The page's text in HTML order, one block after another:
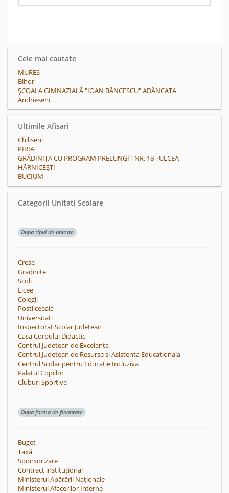
Cele mai cautate
MURES
Bihor
ȘCOALA GIMNAZIALĂ "IOAN BĂNCESCU" ADÂNCATA
Andrieseni
Ultimile Afisari
Chiliseni
PIRIA
GRĂDINIȚA CU PROGRAM PRELUNGIT NR. 18 TULCEA
HĂRNICEŞTI
BUCIUM
Categorii Unitati Scolare
Dupa tipul de unitate
Crese
Gradinite
Scoli
Licee
Colegii
Postliceeala
Universitati
Inspectorat Scolar Judetean
Casa Corpului Didactic
Centrul Judetean de Excelenta
Centrul Judetean de Resurse si Asistenta Educationala
Centrul Scolar pentru Educatie Incluziva
Palatul Copiilor
Cluburi Sportive
Dupa forma de finantare
Buget
Taxă
Sponsorizare
Contract instituțional
Ministerul Apărării Naționale
Ministerul Afacerilor Interne